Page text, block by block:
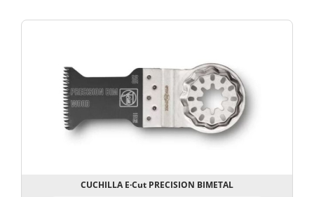
CUCHILLA E·Cut PRECISION BIMETAL